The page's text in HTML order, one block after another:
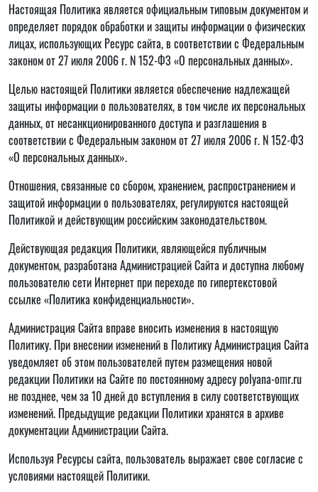
Настоящая Политика является официальным типовым документом и
определяет порядок обработки и защиты информации о физических
лицах, использующих Ресурс сайта, в соответствии с Федеральным
законом от 27 июля 2006 г. N 152-ФЗ «О персональных данных».
Целью настоящей Политики является обеспечение надлежащей
защиты информации о пользователях, в том числе их персональных
данных, от несанкционированного доступа и разглашения в
соответствии с Федеральным законом от 27 июля 2006 г. N 152-ФЗ
«О персональных данных».
Отношения, связанные со сбором, хранением, распространением и
защитой информации о пользователях, регулируются настоящей
Политикой и действующим российским законодательством.
Действующая редакция Политики, являющейся публичным
документом, разработана Администрацией Сайта и доступна любому
пользователю сети Интернет при переходе по гипертекстовой
ссылке «Политика конфиденциальности».
Администрация Сайта вправе вносить изменения в настоящую
Политику. При внесении изменений в Политику Администрация Сайта
уведомляет об этом пользователей путем размещения новой
редакции Политики на Сайте по постоянному адресу polyana-omr.ru
не позднее, чем за 10 дней до вступления в силу соответствующих
изменений. Предыдущие редакции Политики хранятся в архиве
документации Администрации Сайта.
Используя Ресурсы сайта, пользователь выражает свое согласие с
условиями настоящей Политики.